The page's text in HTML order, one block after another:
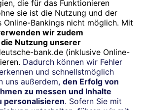
100 00
vereinbaren